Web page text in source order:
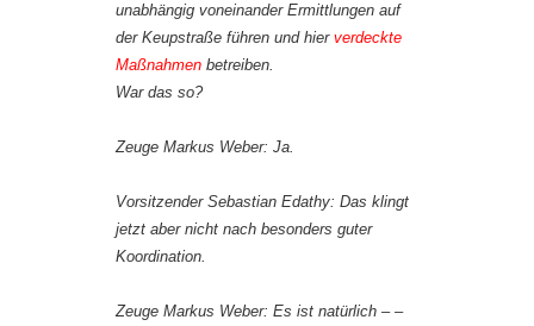
unabhängig voneinander Ermittlungen auf
der Keupstraße führen und hier verdeckte
Maßnahmen betreiben.
War das so?
Zeuge Markus Weber: Ja.
Vorsitzender Sebastian Edathy: Das klingt
jetzt aber nicht nach besonders guter
Koordination.
Zeuge Markus Weber: Es ist natürlich – –